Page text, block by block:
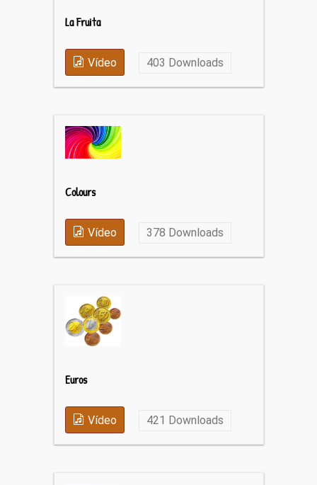
La Fruita
Vídeo 403 Downloads
Colours
Vídeo 378 Downloads
Euros
Vídeo 421 Downloads